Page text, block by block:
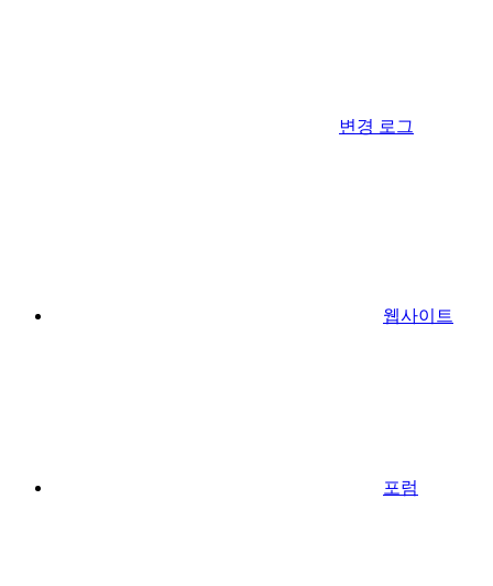
변경 로그
웹사이트
포럼